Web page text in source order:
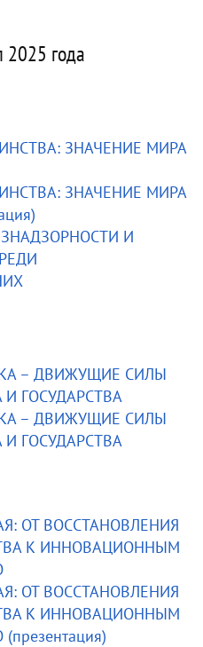
2025 года
ЗНАЧЕНИЕ МИРА
ЗНАЧЕНИЕ МИРА
И
– ДВИЖУЩИЕ СИЛЫ
ГОСУДАРСТВА
– ДВИЖУЩИЕ СИЛЫ
ГОСУДАРСТВА
ОТ ВОССТАНОВЛЕНИЯ
К ИННОВАЦИОННЫМ
ОТ ВОССТАНОВЛЕНИЯ
К ИННОВАЦИОННЫМ